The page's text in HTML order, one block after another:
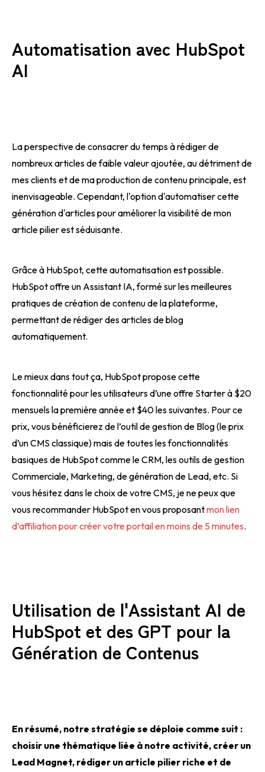
Automatisation avec HubSpot
AI
La perspective de consacrer du temps à rédiger de
nombreux articles de faible valeur ajoutée, au détriment de
mes clients et de ma production de contenu principale, est
inenvisageable. Cependant, l'option d'automatiser cette
génération d'articles pour améliorer la visibilité de mon
article pilier est séduisante.
Grâce à HubSpot, cette automatisation est possible.
HubSpot offre un Assistant IA, formé sur les meilleures
pratiques de création de contenu de la plateforme,
permettant de rédiger des articles de blog
automatiquement.
Le mieux dans tout ça, HubSpot propose cette
fonctionnalité pour les utilisateurs d’une offre Starter à $20
mensuels la première année et $40 les suivantes. Pour ce
prix, vous bénéficierez de l’outil de gestion de Blog (le prix
d’un CMS classique) mais de toutes les fonctionnalités
basiques de HubSpot comme le CRM, les outils de gestion
Commerciale, Marketing, de génération de Lead, etc. Si
vous hésitez dans le choix de votre CMS, je ne peux que
vous recommander HubSpot en vous proposantmon lien
d’affiliation pour créer votre portail en moins de 5 minutes.
Utilisation de l'Assistant AI de
HubSpot et des GPT pour la
Génération de Contenus
En résumé, notre stratégie se déploie comme suit :
choisir une thématique liée à notre activité, créer un
Lead Magnet, rédiger un article pilier riche et de